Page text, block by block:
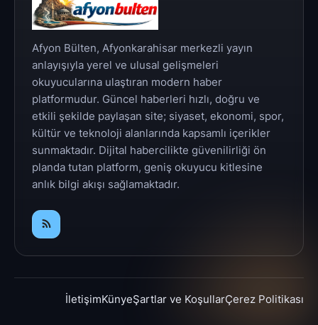
Afyon Bülten, Afyonkarahisar merkezli yayın
anlayışıyla yerel ve ulusal gelişmeleri
okuyucularına ulaştıran modern haber
platformudur. Güncel haberleri hızlı, doğru ve
etkili şekilde paylaşan site; siyaset, ekonomi, spor,
kültür ve teknoloji alanlarında kapsamlı içerikler
sunmaktadır. Dijital habercilikte güvenilirliği ön
planda tutan platform, geniş okuyucu kitlesine
anlık bilgi akışı sağlamaktadır.
İletişimKünyeŞartlar ve KoşullarÇerez Politikası